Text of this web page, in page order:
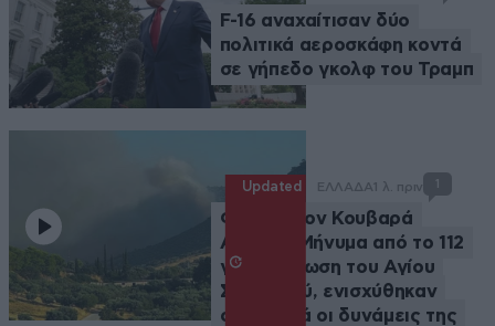
F-16 αναχαίτισαν δύο
πολιτικά αεροσκάφη κοντά
σε γήπεδο γκολφ του Τραμπ
Updated ΕΛΛΑΔΑ 1 λ. πριν 1
Φωτιά στον Κουβαρά
Αττικής: Μήνυμα από το 112
για εκκένωση του Αγίου
Στυλιανού, ενισχύθηκαν
σημαντικά οι δυνάμεις της